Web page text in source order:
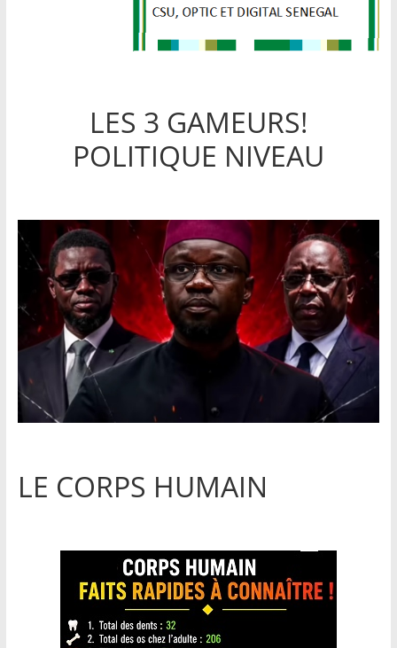
LES 3 GAMEURS!
POLITIQUE NIVEAU
LE CORPS HUMAIN